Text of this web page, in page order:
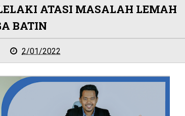
ATASI MASALAH LEMAH
BATIN
2/01/2022